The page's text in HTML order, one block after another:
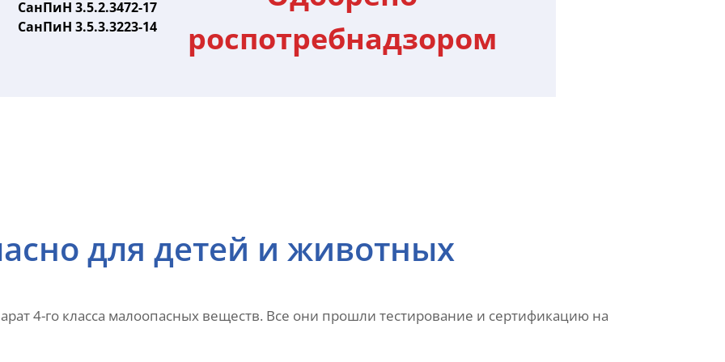
СанПиН 3.5.2.3472-17
СанПиН 3.5.3.3223-14
роспотребнадзором
для детей и животных
4-го класса малоопасных веществ. Все они прошли тестирование и сертификацию на